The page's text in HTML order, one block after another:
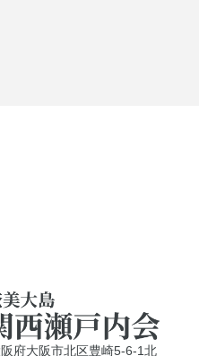
府大阪市北区豊崎5-6-1北